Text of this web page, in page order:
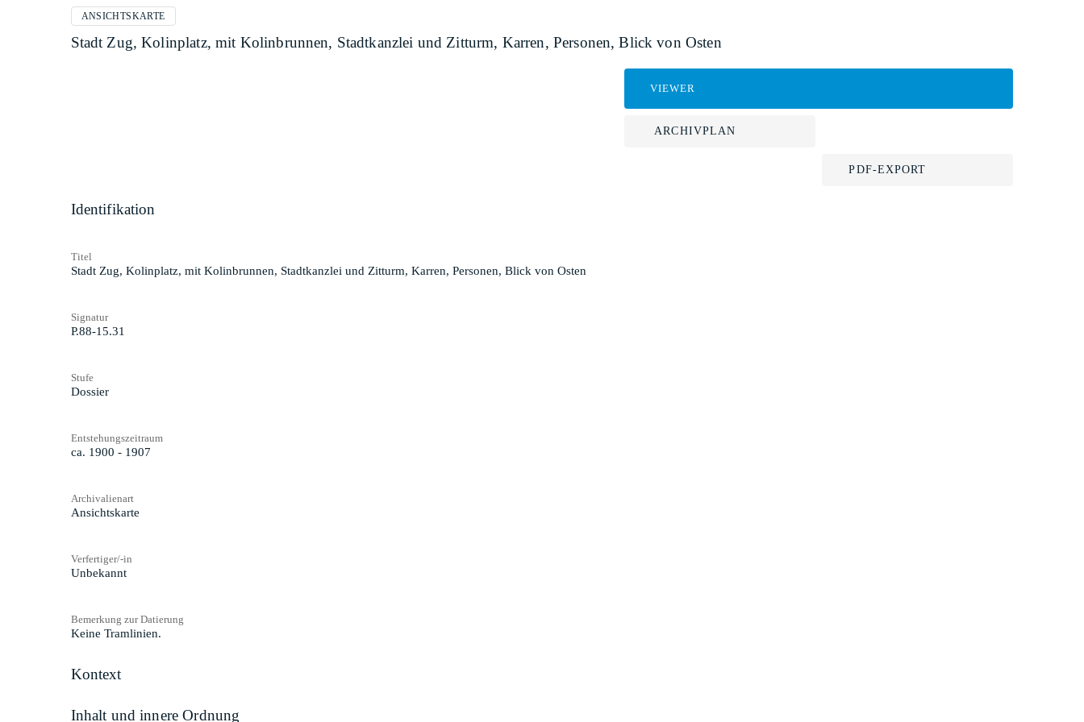
ANSICHTSKARTE
Stadt Zug, Kolinplatz, mit Kolinbrunnen, Stadtkanzlei und Zitturm, Karren, Personen, Blick von Osten
VIEWER
ARCHIVPLAN
PDF-EXPORT
Identifikation
Titel
Stadt Zug, Kolinplatz, mit Kolinbrunnen, Stadtkanzlei und Zitturm, Karren, Personen, Blick von Osten
Signatur
P.88-15.31
Stufe
Dossier
Entstehungszeitraum
ca. 1900 - 1907
Archivalienart
Ansichtskarte
Verfertiger/-in
Unbekannt
Bemerkung zur Datierung
Keine Tramlinien.
Kontext
Inhalt und innere Ordnung